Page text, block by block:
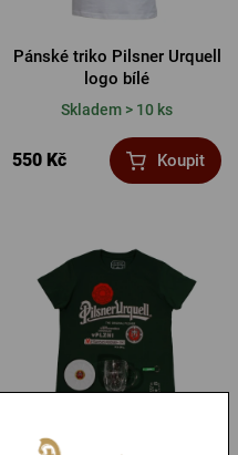
Pánské triko Pilsner Urquell
logo bílé
Skladem > 10 ks
550 Kč Koupit